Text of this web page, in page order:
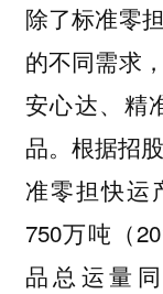
除了标准零
的不同需求
安心达、精
品。根据招
准零担快运
750万吨（
品总运量